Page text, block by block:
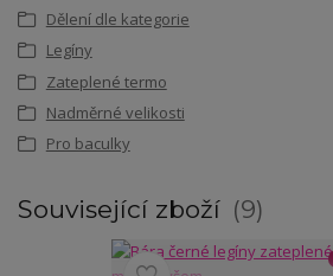
Dělení dle kategorie
Legíny
Zateplené termo
Nadměrné velikosti
Pro baculky
Související zboží 9